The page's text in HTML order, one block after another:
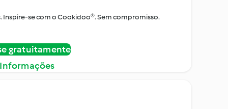
Inspire-se com o Cookidoo®. Sem compromisso.
gratuitamente